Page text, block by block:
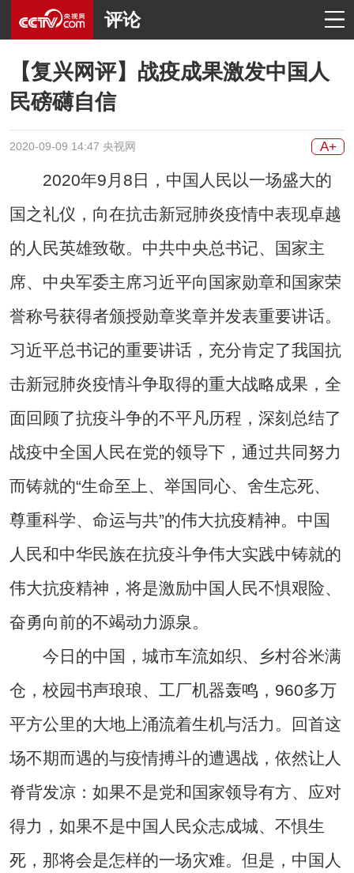
评论
【复兴网评】战疫成果激发中国人
民磅礴自信
2020-09-09 14:47 央视网 A+
2020年9月8日，中国人民以一场盛大的
国之礼仪，向在抗击新冠肺炎疫情中表现卓越
的人民英雄致敬。中共中央总书记、国家主
席、中央军委主席习近平向国家勋章和国家荣
誉称号获得者颁授勋章奖章并发表重要讲话。
习近平总书记的重要讲话，充分肯定了我国抗
击新冠肺炎疫情斗争取得的重大战略成果，全
面回顾了抗疫斗争的不平凡历程，深刻总结了
战疫中全国人民在党的领导下，通过共同努力
而铸就的“生命至上、举国同心、舍生忘死、
尊重科学、命运与共”的伟大抗疫精神。中国
人民和中华民族在抗疫斗争伟大实践中铸就的
伟大抗疫精神，将是激励中国人民不惧艰险、
奋勇向前的不竭动力源泉。
今日的中国，城市车流如织、乡村谷米满
仓，校园书声琅琅、工厂机器轰鸣，960多万
平方公里的大地上涌流着生机与活力。回首这
场不期而遇的与疫情搏斗的遭遇战，依然让人
脊背发凉：如果不是党和国家领导有方、应对
得力，如果不是中国人民众志成城、不惧生
死，那将会是怎样的一场灾难。但是，中国人